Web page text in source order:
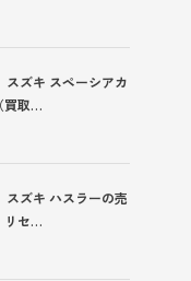
スズキ スペーシアカ
買取…
スズキ ハスラーの売
リセ…